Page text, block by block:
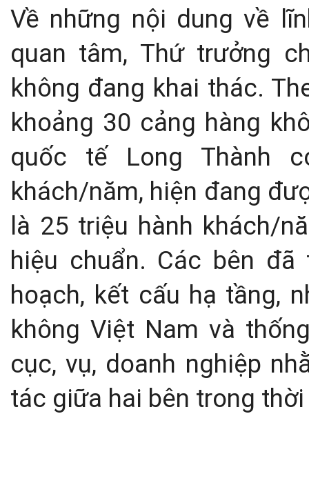
Về những nội dung về
quan tâm, Thứ trưởng
không đang khai thác.
khoảng 30 cảng hàng
quốc tế Long Thành
khách/năm, hiện đang
là 25 triệu hành khách/
hiệu chuẩn. Các bên đã
hoạch, kết cấu hạ tầng,
không Việt Nam và
cục, vụ, doanh nghiệp
tác giữa hai bên trong